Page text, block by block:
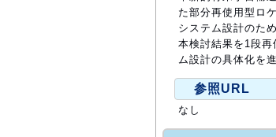
た部分再使用型ロ
システム設計のた
本検討結果を1段
ム設計の具体化を
参照URL
なし